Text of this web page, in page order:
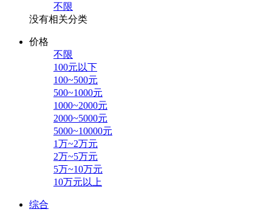
不限
没有相关分类
价格
不限
100元以下
100~500元
500~1000元
1000~2000元
2000~5000元
5000~10000元
1万~2万元
2万~5万元
5万~10万元
10万元以上
综合